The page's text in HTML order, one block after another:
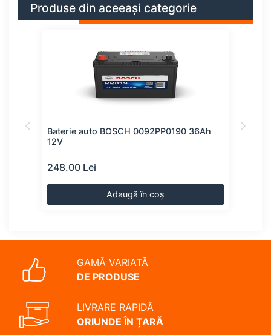
Produse din aceeași categorie
Baterie auto BOSCH 0092PP0190 36Ah
12V
248.00 Lei
Adaugă în coș
GAMĂ VARIATĂ
DE PRODUSE
LIVRARE RAPIDĂ
ORIUNDE ÎN ȚARĂ